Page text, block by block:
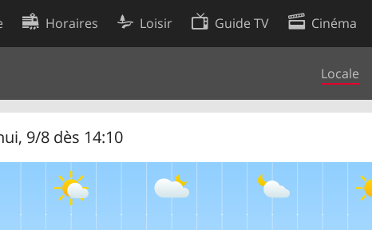
Horaires Loisir Guide TV Cinéma
Locale
9/8 dès 14:10
Préférences de cookies